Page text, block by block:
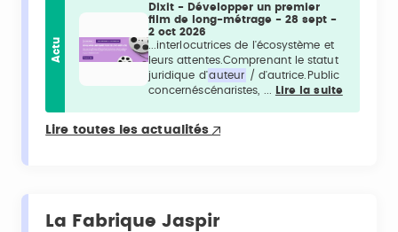
Actu
Dixit - Développer un premier
film de long-métrage - 28 sept -
2 oct 2026
...interlocutrices de l'écosystème et
leurs attentes.Comprenant le statut
juridique d'auteur / d'autrice.Public
concernéscénaristes, ...
Lire la suite
Lire toutes les actualités
La Fabrique Jaspir